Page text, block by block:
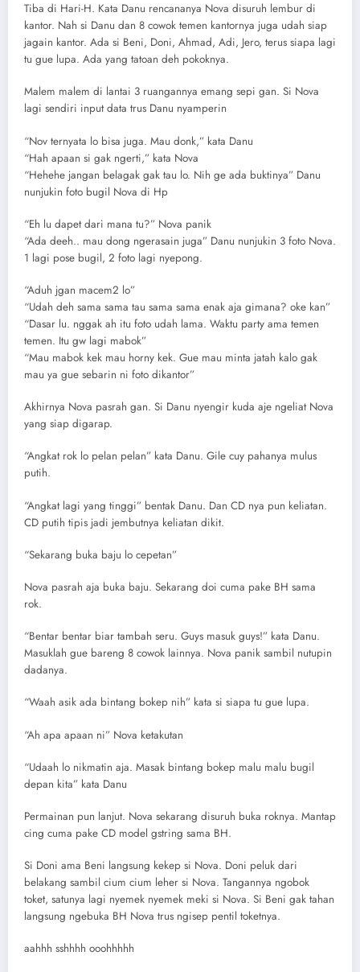
Tiba di Hari-H. Kata Danu rencananya Nova disuruh lembur di
kantor. Nah si Danu dan 8 cowok temen kantornya juga udah siap
jagain kantor. Ada si Beni, Doni, Ahmad, Adi, Jero, terus siapa lagi
tu gue lupa. Ada yang tatoan deh pokoknya.
Malem malem di lantai 3 ruangannya emang sepi gan. Si Nova
lagi sendiri input data trus Danu nyamperin
“Nov ternyata lo bisa juga. Mau donk,” kata Danu
“Hah apaan si gak ngerti,” kata Nova
“Hehehe jangan belagak gak tau lo. Nih ge ada buktinya” Danu
nunjukin foto bugil Nova di Hp
“Eh lu dapet dari mana tu?” Nova panik
“Ada deeh.. mau dong ngerasain juga” Danu nunjukin 3 foto Nova.
1 lagi pose bugil, 2 foto lagi nyepong.
“Aduh jgan macem2 lo”
“Udah deh sama sama tau sama sama enak aja gimana? oke kan”
“Dasar lu. nggak ah itu foto udah lama. Waktu party ama temen
temen. Itu gw lagi mabok”
“Mau mabok kek mau horny kek. Gue mau minta jatah kalo gak
mau ya gue sebarin ni foto dikantor”
Akhirnya Nova pasrah gan. Si Danu nyengir kuda aje ngeliat Nova
yang siap digarap.
“Angkat rok lo pelan pelan” kata Danu. Gile cuy pahanya mulus
putih.
“Angkat lagi yang tinggi” bentak Danu. Dan CD nya pun keliatan.
CD putih tipis jadi jembutnya keliatan dikit.
“Sekarang buka baju lo cepetan”
Nova pasrah aja buka baju. Sekarang doi cuma pake BH sama
rok.
“Bentar bentar biar tambah seru. Guys masuk guys!” kata Danu.
Masuklah gue bareng 8 cowok lainnya. Nova panik sambil nutupin
dadanya.
“Waah asik ada bintang bokep nih” kata si siapa tu gue lupa.
“Ah apa apaan ni” Nova ketakutan
“Udaah lo nikmatin aja. Masak bintang bokep malu malu bugil
depan kita” kata Danu
Permainan pun lanjut. Nova sekarang disuruh buka roknya. Mantap
cing cuma pake CD model gstring sama BH.
Si Doni ama Beni langsung kekep si Nova. Doni peluk dari
belakang sambil cium cium leher si Nova. Tangannya ngobok
toket, satunya lagi nyemek nyemek meki si Nova. Si Beni gak tahan
langsung ngebuka BH Nova trus ngisep pentil toketnya.
aahhh sshhhh ooohhhhh